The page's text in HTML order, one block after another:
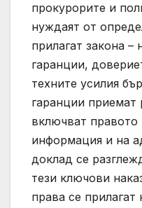
прокурорите и
нуждаят от
прилагат закона –
гаранции,
техните усилия
гаранции
включват правото
информация и на
доклад се
тези ключови
права се прилагат